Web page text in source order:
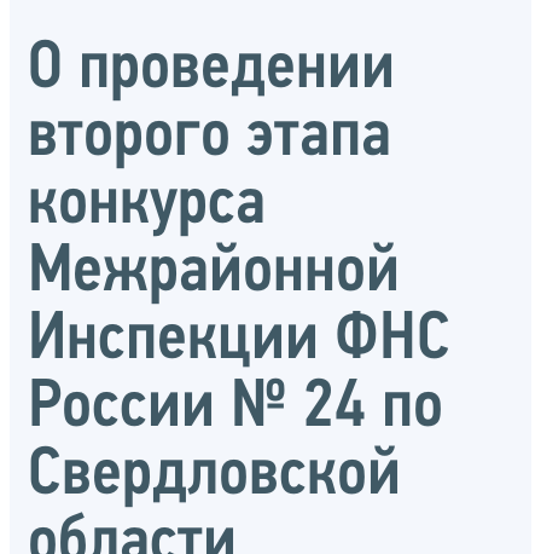
О проведении
второго этапа
конкурса
Межрайонной
Инспекции ФНС
России № 24 по
Свердловской